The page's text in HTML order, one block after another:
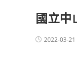
國立
Post2022-03-21